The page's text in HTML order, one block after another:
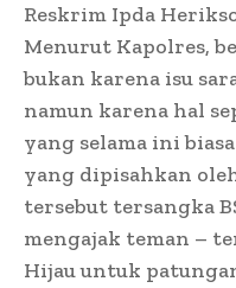
Reskrim Ipda
Menurut Kapolres,
bukan karena isu
namun karena hal
yang selama ini
yang dipisahkan
tersebut tersangka
mengajak teman –
Hijau untuk